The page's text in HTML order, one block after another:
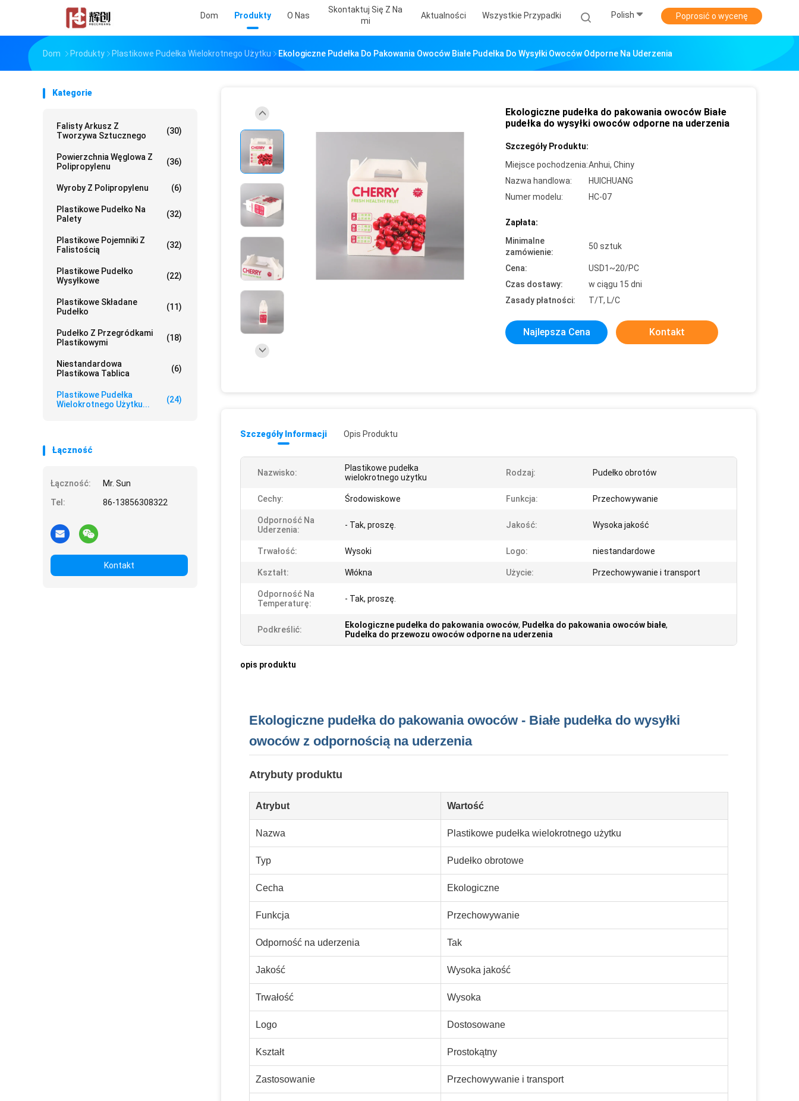
Dom Produkty O Nas
Skontaktuj Się Z Na
Mi
Aktualności Wszystkie Przypadki Polish Poprosić o wycenę
Dom Produkty Plastikowe Pudełka Wielokrotnego Użytku Ekologiczne Pudełka Do Pakowania Owoców Białe Pudełka Do Wysyłki Owoców Odporne Na Uderzenia
Kategorie
Falisty Arkusz Z
Tworzywa Sztucznego
(30)
Powierzchnia Węglowa Z
Polipropylenu
(36)
Wyroby Z Polipropylenu (6)
Plastikowe Pudełko Na
Palety
(32)
Plastikowe Pojemniki Z
Falistością
(32)
Plastikowe Pudełko
Wysyłkowe
(22)
Plastikowe Składane
Pudełko
(11)
Pudełko Z Przegródkami
Plastikowymi
(18)
Niestandardowa
Plastikowa Tablica
(6)
Plastikowe Pudełka
Wielokrotnego Użytku...
(24)
Łączność
Łączność:
Mr. Sun
Tel:
86-13856308322
Kontakt
Ekologiczne pudełka do pakowania owoców Białe
pudełka do wysyłki owoców odporne na uderzenia
Szczegóły Produktu:
Miejsce pochodzenia:Anhui, Chiny
Nazwa handlowa:
HUICHUANG
Numer modelu:
HC-07
Zapłata:
Minimalne
zamówienie:
50 sztuk
Cena:
USD1~20/PC
Czas dostawy:
w ciągu 15 dni
Zasady płatności:
T/T, L/C
Najlepsza Cena Kontakt
Szczegóły Informacji Opis Produktu
Nazwisko:
Plastikowe pudełka
wielokrotnego użytku
Rodzaj: Pudełko obrotów
Cechy: Środowiskowe Funkcja: Przechowywanie
Odporność Na
Uderzenia:
- Tak, proszę. Jakość: Wysoka jakość
Trwałość: Wysoki Logo: niestandardowe
Kształt: Włókna Użycie: Przechowywanie i transport
Odporność Na
Temperaturę:
- Tak, proszę.
Podkreślić: Ekologiczne pudełka do pakowania owoców, Pudełka do pakowania owoców białe,
Pudełka do przewozu owoców odporne na uderzenia
opis produktu
Ekologiczne pudełka do pakowania owoców - Białe pudełka do wysyłki
owoców z odpornością na uderzenia
Atrybuty produktu
Atrybut Wartość
Nazwa Plastikowe pudełka wielokrotnego użytku
Typ Pudełko obrotowe
Cecha Ekologiczne
Funkcja Przechowywanie
Odporność na uderzenia Tak
Jakość Wysoka jakość
Trwałość Wysoka
Logo Dostosowane
Kształt Prostokątny
Zastosowanie Przechowywanie i transport